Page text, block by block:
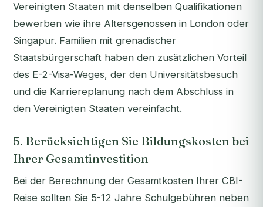
Vereinigten Staaten mit denselben Qualifikationen
bewerben wie ihre Altersgenossen in London oder
Singapur. Familien mit grenadischer
Staatsbürgerschaft haben den zusätzlichen Vorteil
des E-2-Visa-Weges, der den Universitätsbesuch
und die Karriereplanung nach dem Abschluss in
den Vereinigten Staaten vereinfacht.
5. Berücksichtigen Sie Bildungskosten bei
Ihrer Gesamtinvestition
Bei der Berechnung der Gesamtkosten Ihrer CBI-
Reise sollten Sie 5-12 Jahre Schulgebühren neben